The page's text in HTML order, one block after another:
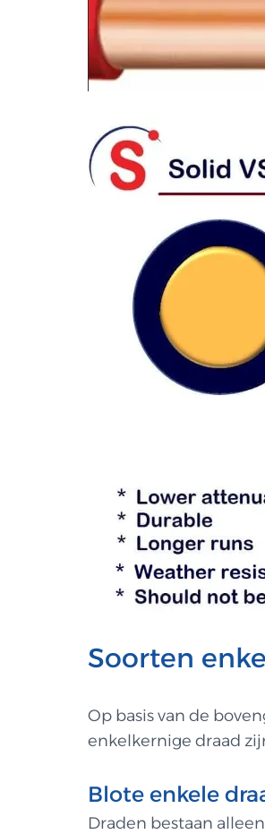
Soorten
Op basis van de
enkelkernige draad
Blote enkele
Draden bestaan